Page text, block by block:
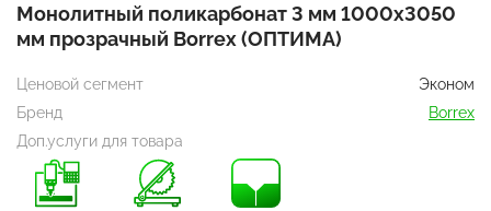
Монолитный поликарбонат 3 мм 1000х3050
мм прозрачный Borrex (ОПТИМА)
Ценовой сегмент
Эконом
Бренд
Borrex
Доп.услуги для товара